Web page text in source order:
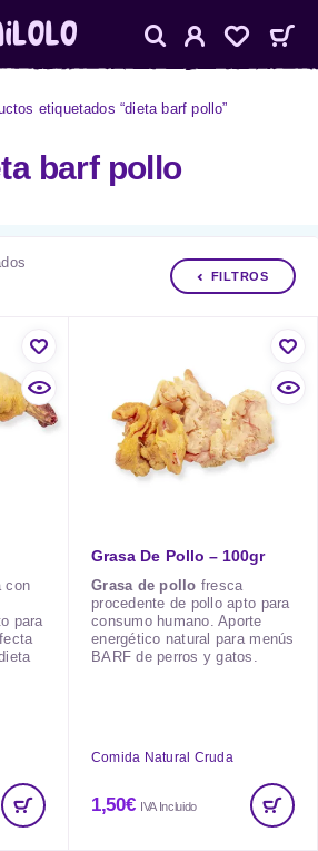
etiquetados “dieta barf pollo”
barf pollo
FILTROS
con
para
Grasa De Pollo – 100gr
Grasa de pollo fresca
procedente de pollo apto para
consumo humano. Aporte
energético natural para menús
BARF de perros y gatos.
Comida Natural Cruda
1,50€ IVA Incluido